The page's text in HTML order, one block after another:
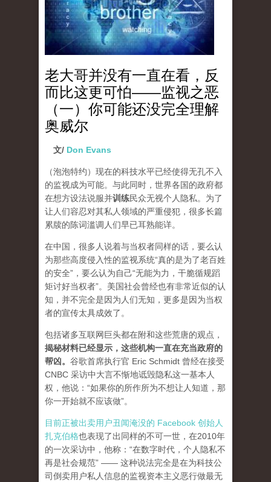
老大哥并没有一直在看，反
而比这更可怕——监视之恶
（一）你可能还没完全理解
奥威尔
文/ Don Evans
（泡泡特约） 现在的科技水平已经使得无孔不入
的监视成为可能。与此同时，世界各国的政府都
在想方设法说服并训练民众无视个人隐私。为了
让人们容忍对其私人领域的严重侵犯，很多长篇
累牍的陈词滥调人们早已耳熟能详。
在中国，很多人说着与当权者同样的话，要么认
为那些高度侵入性的监视系统“真的是为了老百姓
的安全”，要么认为自己“无能为力，干脆循规蹈
矩讨好当权者”。美国社会曾经也有非常近似的认
知，并不完全是因为人们无知，更多是因为当权
者的宣传太具成效了。
包括诸多互联网巨头都在附和这些荒唐的观点，
揭秘材料已经显示，这些机构一直在充当政府的
帮凶。 谷歌首席执行官 Eric Schmidt 曾经在接受
CNBC 采访中大言不惭地诋毁隐私这一基本人
权，他说：“如果你的所作所为不想让人知道，那
你一开始就不应该做”。
目前正被出卖用户丑闻淹没的 Facebook 创始人
扎克伯格也表现了出同样的不可一世，在2010年
的一次采访中，他称：“在数字时代，个人隐私不
再是社会规范” —— 这种说法完全是在为科技公
司倒卖用户私人信息的监视资本主义恶行做最无